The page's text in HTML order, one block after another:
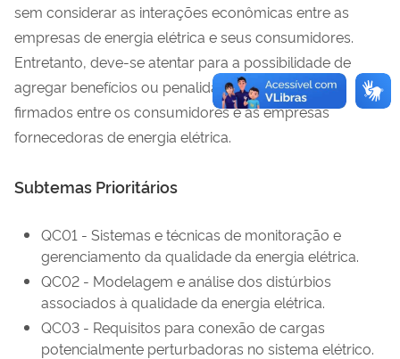
sem considerar as interações econômicas entre as
empresas de energia elétrica e seus consumidores.
Entretanto, deve-se atentar para a possibilidade de
agregar benefícios ou penalidades nos contratos
firmados entre os consumidores e as empresas
fornecedoras de energia elétrica.
Subtemas Prioritários
QC01 - Sistemas e técnicas de monitoração e
gerenciamento da qualidade da energia elétrica.
QC02 - Modelagem e análise dos distúrbios
associados à qualidade da energia elétrica.
QC03 - Requisitos para conexão de cargas
potencialmente perturbadoras no sistema elétrico.